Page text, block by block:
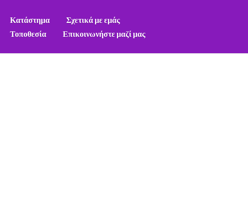
Κατάστημα
Σχετικά με εμάς
Τοποθεσία
Επικοινωνήστε μαζί μας